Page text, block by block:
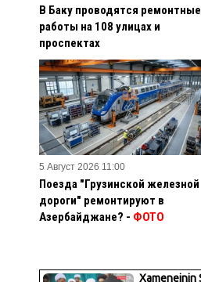
В Баку проводятся ремонтные
работы на 108 улицах и
проспектах
5 Август 2026 11:00
Поезда "Грузинской железной
дороги" ремонтируют в
Азербайджане? - ФОТО